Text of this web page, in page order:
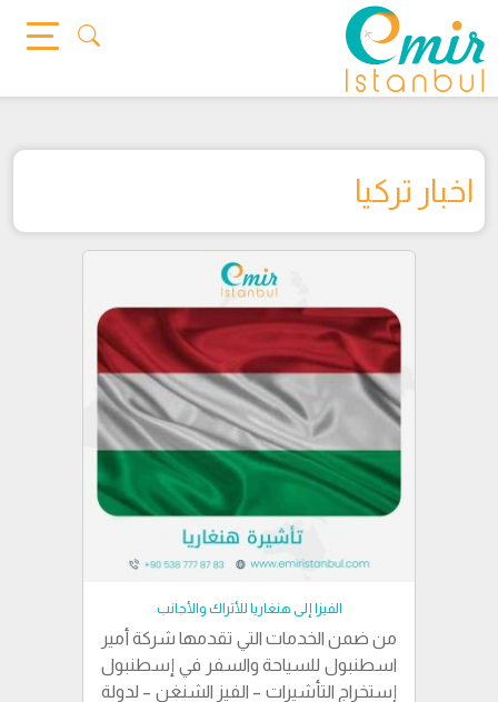
to
content
اخبار تركيا
الفيزا إلى هنغاريا للأتراك والأجانب
من ضمن الخدمات التي تقدمها شركة أمير
اسطنبول للسياحة والسفر في إسطنبول
إستخراج التأشيرات – الفيز الشنغن – لدولة